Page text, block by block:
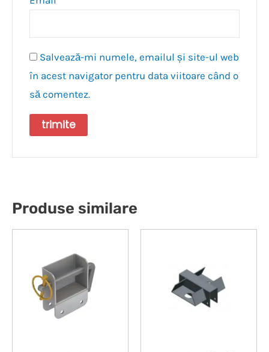
Salvează-mi numele, emailul și site-ul web
în acest navigator pentru data viitoare când o
să comentez.
Produse similare